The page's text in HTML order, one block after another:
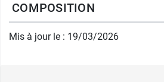
Réservé à l'adulte,
rénales ou thyroïdiennes, ainsi
COMPOSITION
Mis à jour le : 19/03/2026